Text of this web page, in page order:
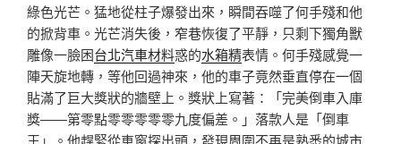
綠色光芒。猛地從柱子爆發出來，瞬間吞噬了何手殘和他
的掀背車。光芒消失後，窄巷恢復了平靜，只剩下獨角獸
雕像一臉困台北汽車材料惑的水箱精表情。何手殘感覺一
陣天旋地轉，等他回過神來，他的車子竟然垂直停在一個
貼滿了巨大獎狀的牆壁上。獎狀上寫著：「完美倒車入庫
獎——第零點零零零零零九度偏差。」落款人是「倒車
王」。他趕緊從車窗探出頭，發現周圍不再是熟悉的城市